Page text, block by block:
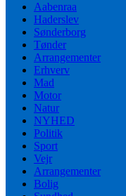
Aabenraa
Haderslev
Sønderborg
Tønder
Arrangementer
Erhverv
Mad
Motor
Natur
NYHED
Politik
Sport
Vejr
Arrangementer
Bolig